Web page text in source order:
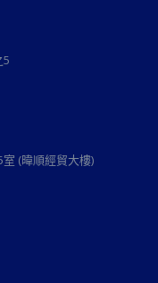
5
(暐順經貿大樓)